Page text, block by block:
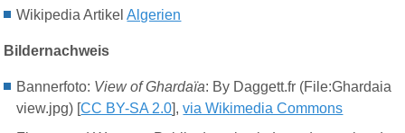
Wikipedia ArtikelAlgerien
Bildernachweis
Bannerfoto: View of Ghardaïa: By Daggett.fr (File:Ghardaia
view.jpg) [CC BY-SA 2.0],via Wikimedia Commons